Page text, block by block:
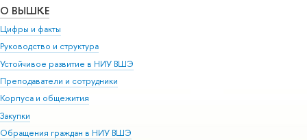
О ВЫШКЕ
Цифры и факты
Руководство и структура
Устойчивое развитие в НИУ ВШЭ
Преподаватели и сотрудники
Корпуса и общежития
Закупки
Обращения граждан в НИУ ВШЭ